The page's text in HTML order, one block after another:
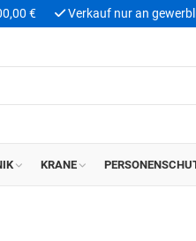
€ Verkauf nur an
KRANE